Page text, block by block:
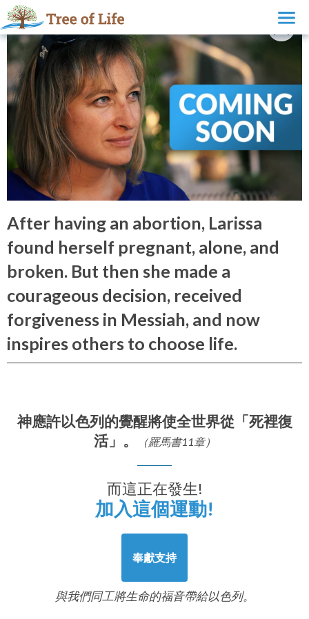
After having an abortion, Larissa
found herself pregnant, alone, and
broken. But then she made a
courageous decision, received
forgiveness in Messiah, and now
inspires others to choose life.
神應許以色列的覺醒將使全世界從「死裡復
活」。
（羅馬書11章）
而這正在發生!
加入這個運動!
奉獻支持
與我們同工將生命的福音帶給以色列。